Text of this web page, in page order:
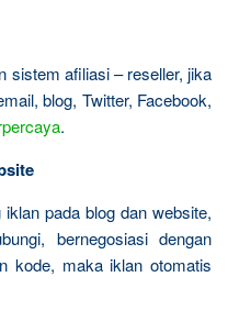
sistem afiliasi – reseller, jika
blog, Twitter, Facebook,
.
pada blog dan website,
bernegosiasi dengan
kode, maka iklan otomatis